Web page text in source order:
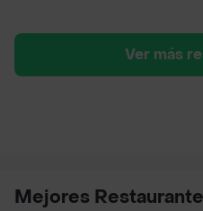
Ver más
Mejores